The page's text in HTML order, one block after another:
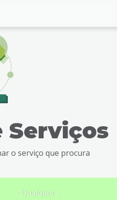
Serviços
o serviço que procura
- Qualquer -